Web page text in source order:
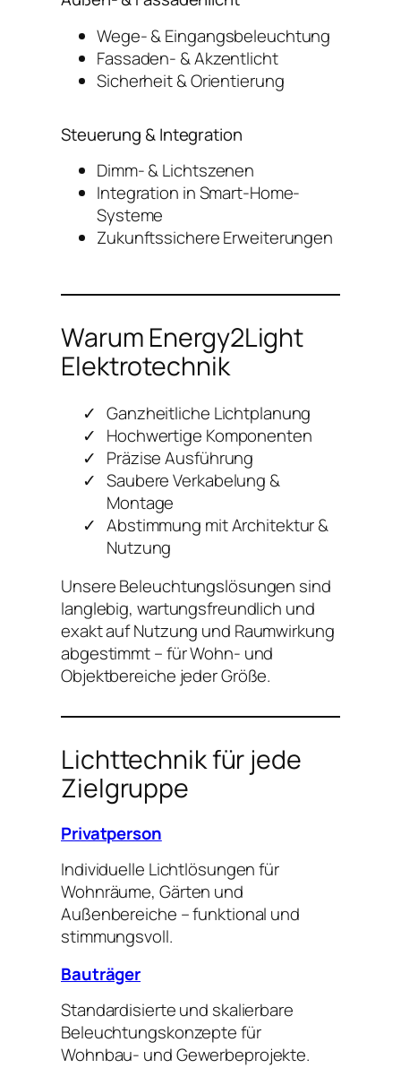
Wege- & Eingangsbeleuchtung
Fassaden- & Akzentlicht
Sicherheit & Orientierung
Steuerung & Integration
Dimm- & Lichtszenen
Integration in Smart-Home-
Systeme
Zukunftssichere Erweiterungen
Warum Energy2Light
Elektrotechnik
Ganzheitliche Lichtplanung
Hochwertige Komponenten
Präzise Ausführung
Saubere Verkabelung &
Montage
Abstimmung mit Architektur &
Nutzung
Unsere Beleuchtungslösungen sind
langlebig, wartungsfreundlich und
exakt auf Nutzung und Raumwirkung
abgestimmt – für Wohn- und
Objektbereiche jeder Größe.
Lichttechnik für jede
Zielgruppe
Privatperson
Individuelle Lichtlösungen für
Wohnräume, Gärten und
Außenbereiche – funktional und
stimmungsvoll.
Bauträger
Standardisierte und skalierbare
Beleuchtungskonzepte für
Wohnbau- und Gewerbeprojekte.